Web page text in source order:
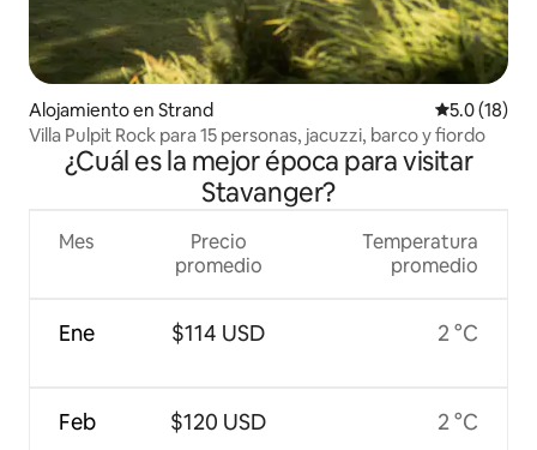
Alojamiento en Strand Calificación
5.0 (18)
Villa Pulpit Rock para 15 personas, jacuzzi, barco y fiordo
¿Cuál es la mejor época para visitar
Stavanger?
Mes
Ene
Feb
Precio
promedio
$114 USD
$120 USD
Temperatura
promedio
2 °C
2 °C